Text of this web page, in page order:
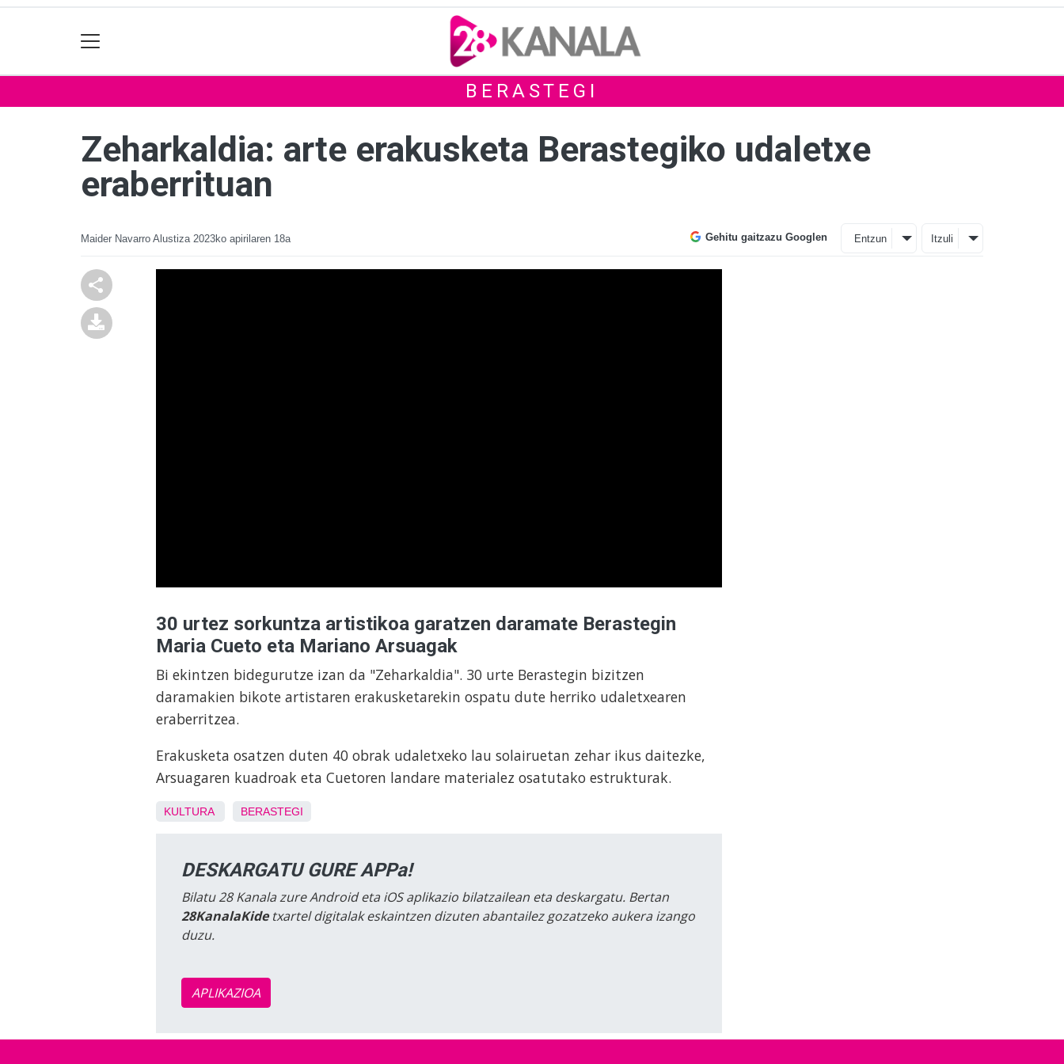
BERASTEGI
Zeharkaldia: arte erakusketa Berastegiko udaletxe
eraberrituan
Maider Navarro Alustiza 2023ko apirilaren 18a Gehitu gaitzazu Googlen Entzun Itzuli
30 urtez sorkuntza artistikoa garatzen daramate Berastegin
Maria Cueto eta Mariano Arsuagak
Bi ekintzen bidegurutze izan da "Zeharkaldia". 30 urte Berastegin bizitzen
daramakien bikote artistaren erakusketarekin ospatu dute herriko udaletxearen
eraberritzea.
Erakusketa osatzen duten 40 obrak udaletxeko lau solairuetan zehar ikus daitezke,
Arsuagaren kuadroak eta Cuetoren landare materialez osatutako estrukturak.
KULTURA BERASTEGI
DESKARGATU GURE APPa!
Bilatu 28 Kanala zure Android eta iOS aplikazio bilatzailean eta deskargatu. Bertan
28KanalaKidetxartel digitalak eskaintzen dizuten abantailez gozatzeko aukera izango
duzu.
APLIKAZIOA